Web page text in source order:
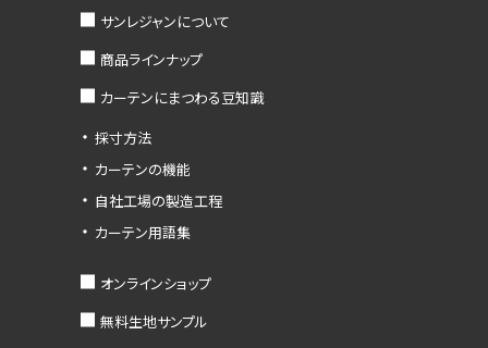
サンレジャンについて
商品ラインナップ
カーテンにまつわる豆知識
採寸方法
カーテンの機能
自社工場の製造工程
カーテン用語集
オンラインショップ
無料生地サンプル